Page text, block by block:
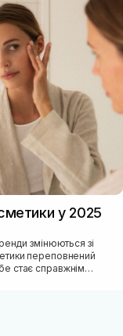
у 2025
переповнений
стає справжнім